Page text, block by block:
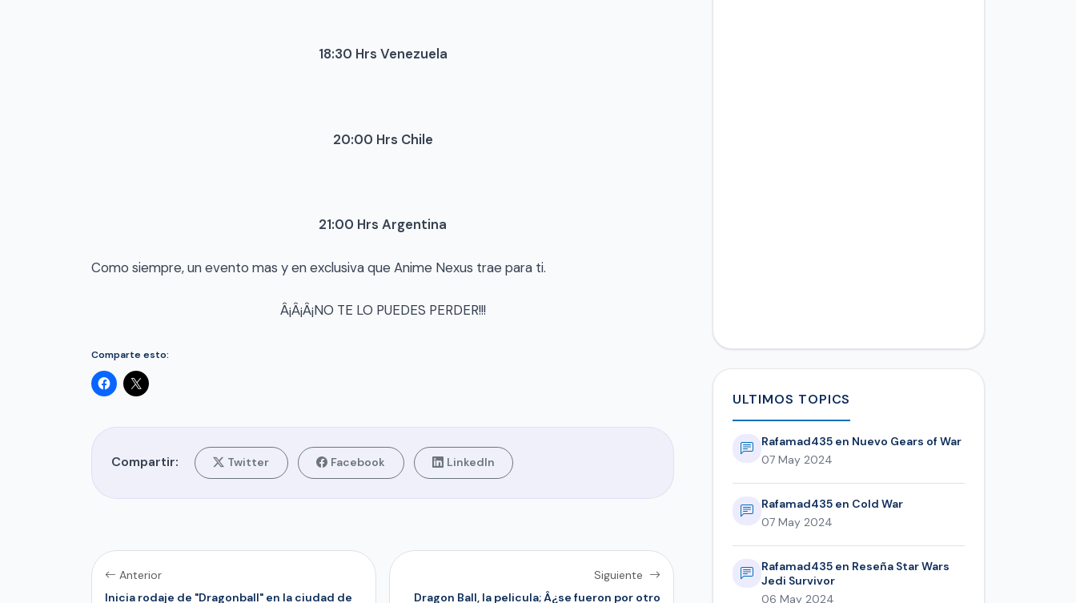
18:30 Hrs Venezuela
20:00 Hrs Chile
21:00 Hrs Argentina
Como siempre, un evento mas y en exclusiva que Anime Nexus trae para ti.
Â¡Â¡Â¡NO TE LO PUEDES PERDER!!!
Comparte esto:
Compartir: Twitter Facebook LinkedIn
Anterior
Inicia rodaje de "Dragonball" en la ciudad de
Siguiente
Dragon Ball, la pelicula; Â¿se fueron por otro
ULTIMOS TOPICS
Rafamad435 en Nuevo Gears of War
07 May 2024
Rafamad435 en Cold War
07 May 2024
Rafamad435 en Reseña Star Wars
Jedi Survivor
06 May 2024